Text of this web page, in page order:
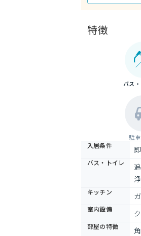
特徴
バス
駐
入居条件
バス・トイレ
キッチン
室内設備
部屋の特徴